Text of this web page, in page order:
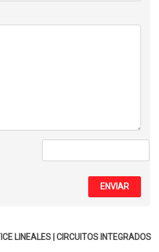
ENVIAR
LINEALES| CIRCUITOS INTEGRADOS